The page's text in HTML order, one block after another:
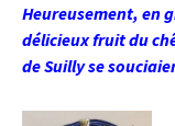
Heureusement, en
délicieux fruit du
de Suilly se